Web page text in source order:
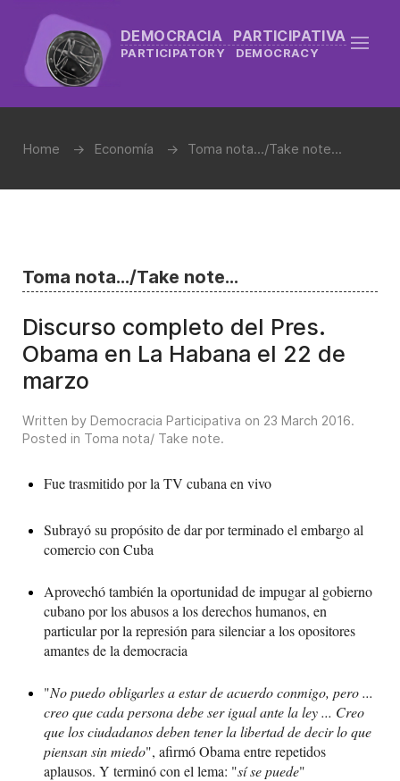
DEMOCRACIA PARTICIPATIVA
PARTICIPATORY DEMOCRACY
Home Economía Toma nota.../Take note...
Toma nota.../Take note...
Discurso completo del Pres.
Obama en La Habana el 22 de
marzo
Written by Democracia Participativa on 23 March 2016.
Posted in Toma nota/ Take note.
Fue trasmitido por la TV cubana en vivo
Subrayó su propósito de dar por terminado el embargo al
comercio con Cuba
Aprovechó también la oportunidad de impugar al gobierno
cubano por los abusos a los derechos humanos, en
particular por la represión para silenciar a los opositores
amantes de la democracia
"No puedo obligarles a estar de acuerdo conmigo, pero ...
creo que cada persona debe ser igual ante la ley ... Creo
que los ciudadanos deben tener la libertad de decir lo que
piensan sin miedo", afirmó Obama entre repetidos
aplausos. Y terminó con el lema: "sí se puede"